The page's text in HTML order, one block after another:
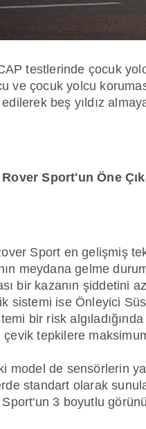
testlerinde çocuk
ve çocuk yolcu
beş yıldız
Sport'un Öne
Sport en gelişmiş
meydana gelme
bir kazanın şiddetini
sistemi ise Önleyici
bir risk
tepkilere
model de sensörlerin
standart olarak
3 boyutlu